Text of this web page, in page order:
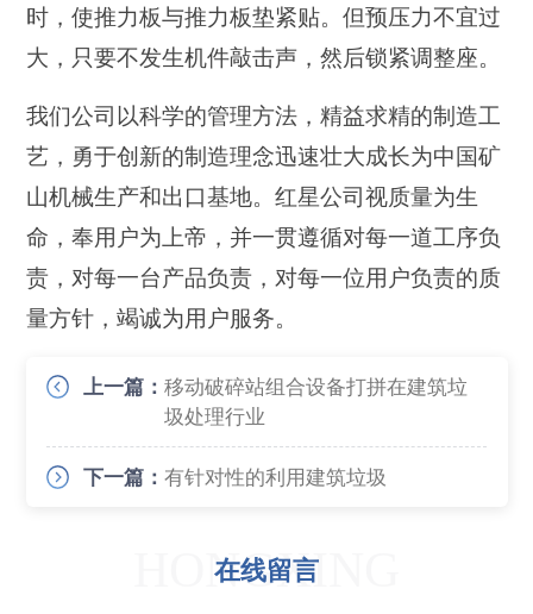
时，使推力板与推力板垫紧贴。但预压力不宜过
大，只要不发生机件敲击声，然后锁紧调整座。
我们公司以科学的管理方法，精益求精的制造工
艺，勇于创新的制造理念迅速壮大成长为中国矿
山机械生产和出口基地。红星公司视质量为生
命，奉用户为上帝，并一贯遵循对每一道工序负
责，对每一台产品负责，对每一位用户负责的质
量方针，竭诚为用户服务。
上一篇：移动破碎站组合设备打拼在建筑垃
圾处理行业
下一篇：有针对性的利用建筑垃圾
在线留言
HONGXING